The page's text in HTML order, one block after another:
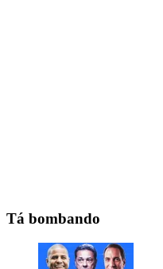
Tá bombando